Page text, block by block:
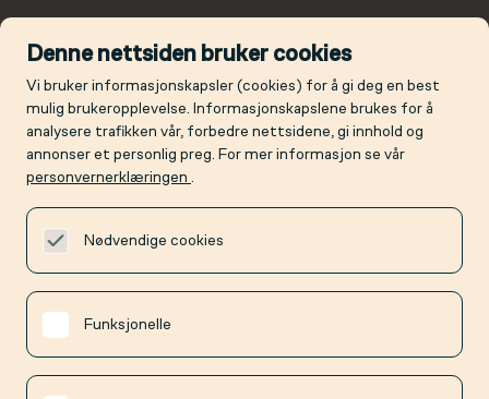
Denne nettsiden bruker cookies
Vi bruker informasjonskapsler (cookies) for å gi deg en best
mulig brukeropplevelse. Informasjonskapslene brukes for å
analysere trafikken vår, forbedre nettsidene, gi innhold og
annonser et personlig preg. For mer informasjon se vår
personvernerklæringen .
Nødvendige cookies
Funksjonelle